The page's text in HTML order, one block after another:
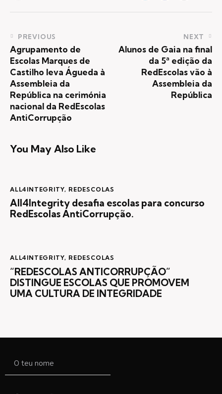
PREVIOUS
Agrupamento de
Escolas Marques de
Castilho leva Águeda à
Assembleia da
República na cerimónia
nacional da RedEscolas
AntiCorrupção
NEXT
Alunos de Gaia na final
da 5ª edição da
RedEscolas vão à
Assembleia da
República
You May Also Like
ALL4INTEGRITY, REDESCOLAS
All4Integrity desafia escolas para concurso
RedEscolas AntiCorrupção.
ALL4INTEGRITY, REDESCOLAS
“REDESCOLAS ANTICORRUPÇÃO”
DISTINGUE ESCOLAS QUE PROMOVEM
UMA CULTURA DE INTEGRIDADE